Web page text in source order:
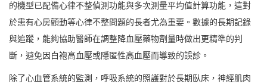
的機型已配備心律不整偵測功能與多次測量平均值計算功能，這對
於患有心房顫動等心律不整問題的長者尤為重要。數據的長期記錄
與追蹤，能夠協助醫師在調整降血壓藥物劑量時做出更精準的判
斷，避免因白袍高血壓或隱匿性高血壓而導致的誤診。
除了心血管系統的監測，呼吸系統的照護對於長期臥床，神經肌肉